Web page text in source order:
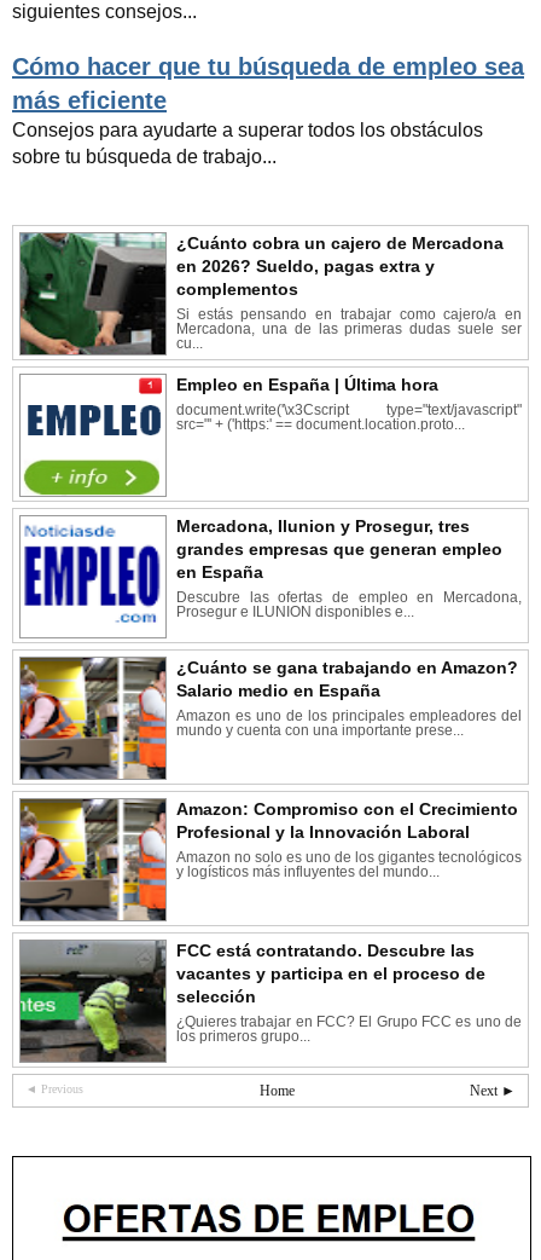
siguientes consejos...
Cómo hacer que tu búsqueda de empleo sea
más eficiente
Consejos para ayudarte a superar todos los obstáculos
sobre tu búsqueda de trabajo...
¿Cuánto cobra un cajero de Mercadona
en 2026? Sueldo, pagas extra y
complementos
Si estás pensando en trabajar como cajero/a en
Mercadona, una de las primeras dudas suele ser
cu...
Empleo en España | Última hora
document.write('\x3Cscript type="text/javascript"
src="' + ('https:' == document.location.proto...
Mercadona, Ilunion y Prosegur, tres
grandes empresas que generan empleo
en España
Descubre las ofertas de empleo en Mercadona,
Prosegur e ILUNION disponibles e...
¿Cuánto se gana trabajando en Amazon?
Salario medio en España
Amazon es uno de los principales empleadores del
mundo y cuenta con una importante prese...
Amazon: Compromiso con el Crecimiento
Profesional y la Innovación Laboral
Amazon no solo es uno de los gigantes tecnológicos
y logísticos más influyentes del mundo...
FCC está contratando. Descubre las
vacantes y participa en el proceso de
selección
¿Quieres trabajar en FCC? El Grupo FCC es uno de
los primeros grupo...
◄ Previous Next ►
Home